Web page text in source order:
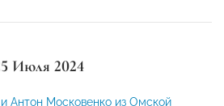
Июля 2024
Антон Московенко из Омской